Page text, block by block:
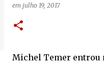
em julho 19, 2017
Michel Temer entrou